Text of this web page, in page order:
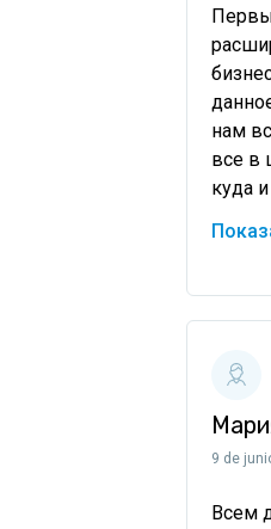
нам
все в
куда
по
цены
9 de
Всем